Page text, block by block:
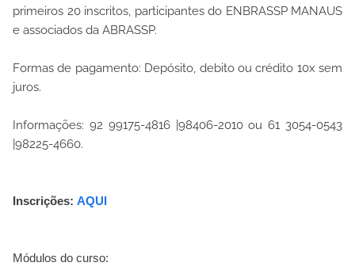
primeiros 20 inscritos, participantes do ENBRASSP MANAUS
e associados da ABRASSP.
Formas de pagamento: Depósito, debito ou crédito 10x sem
juros.
Informações: 92 99175-4816 |98406-2010 ou 61 3054-0543
|98225-4660.
Inscrições: AQUI
Módulos do curso: